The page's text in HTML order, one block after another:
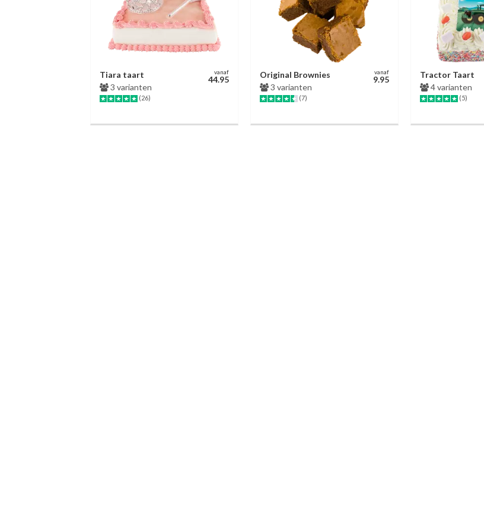
Tiara taart
3 varianten
(26)
vanaf
44.95
Original Brownies
3 varianten
(7)
vanaf
9.95
Tractor Taart
4 varianten
(5)